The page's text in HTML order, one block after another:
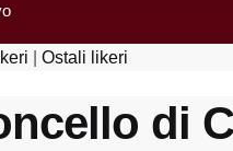
Ostali likeri
di